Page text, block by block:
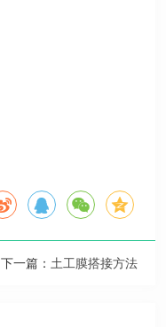
下一篇： 土工膜搭接方法